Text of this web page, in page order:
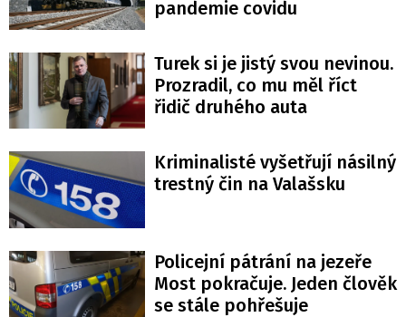
pandemie covidu
Turek si je jistý svou nevinou.
Prozradil, co mu měl říct
řidič druhého auta
Kriminalisté vyšetřují násilný
trestný čin na Valašsku
Policejní pátrání na jezeře
Most pokračuje. Jeden člověk
se stále pohřešuje